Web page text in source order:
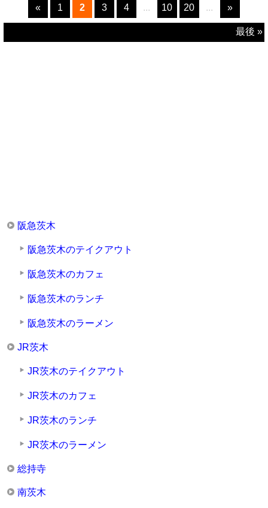
« 1 2 3 4 ... 10 20 ... »
最後 »
阪急茨木
阪急茨木のテイクアウト
阪急茨木のカフェ
阪急茨木のランチ
阪急茨木のラーメン
JR茨木
JR茨木のテイクアウト
JR茨木のカフェ
JR茨木のランチ
JR茨木のラーメン
総持寺
南茨木